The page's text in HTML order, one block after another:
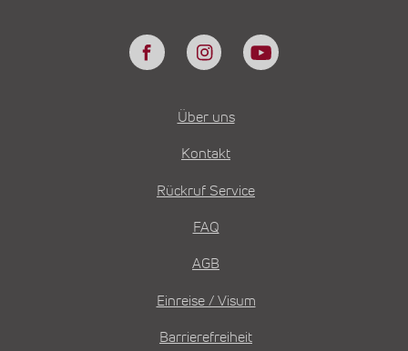
Über uns
Kontakt
Rückruf Service
FAQ
AGB
Einreise / Visum
Barrierefreiheit